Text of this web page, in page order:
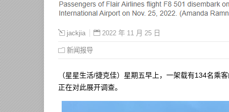
jackjia 2022 年 11 月 25 日
新闻报导
（星星生活/捷克佳）星期五早上，一架载有134名乘
正在对此展开调查。